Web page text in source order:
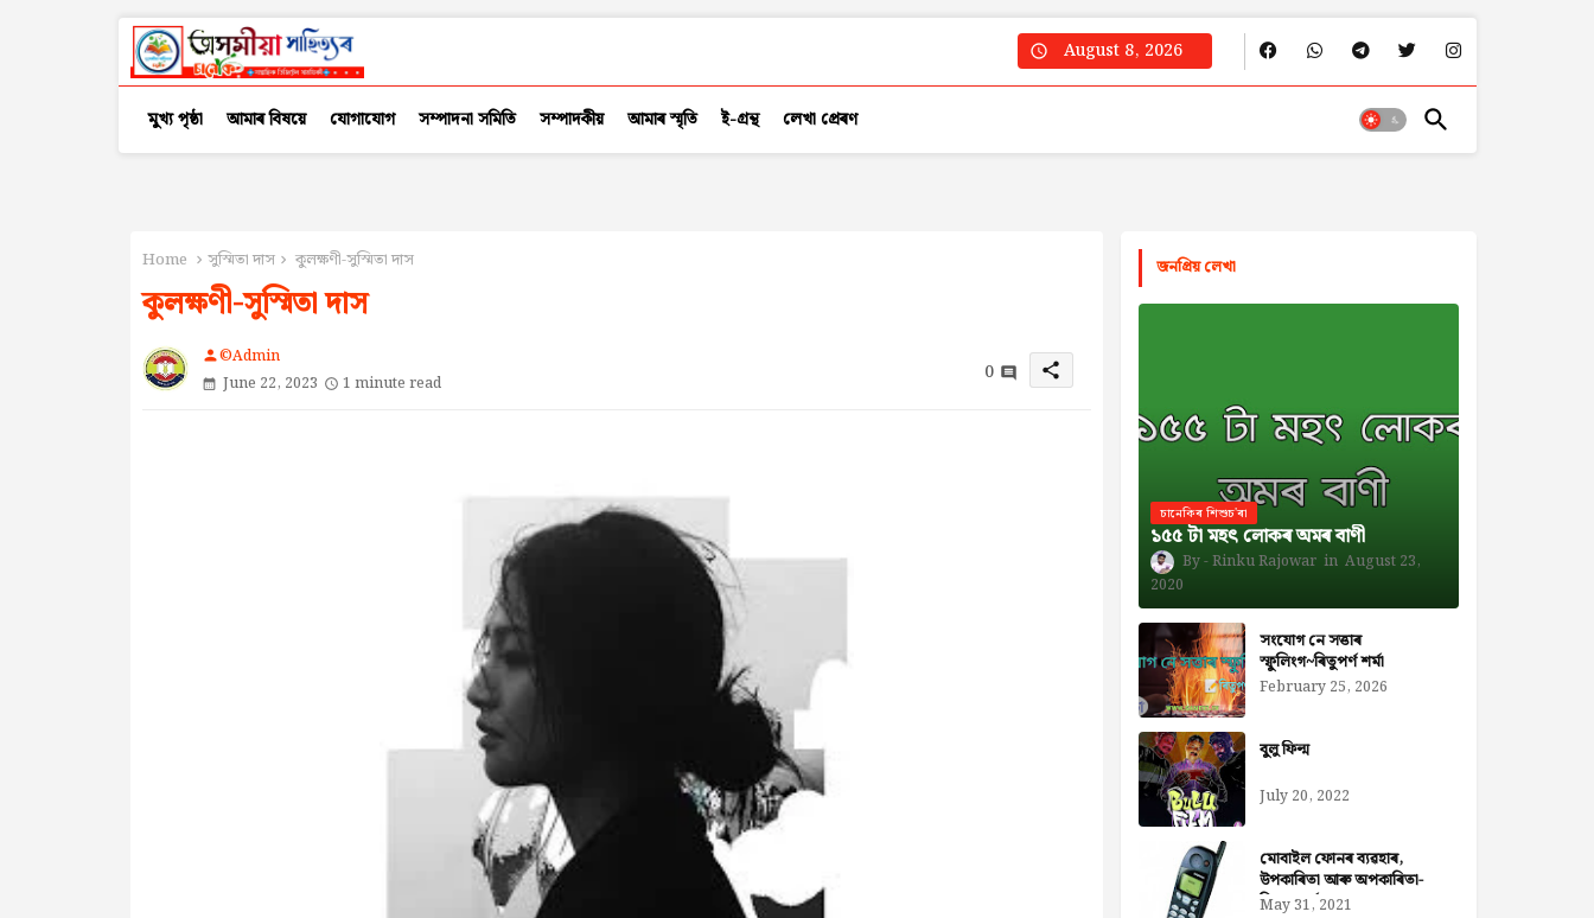
August 8, 2026
মুখ্য পৃষ্ঠা আমাৰ বিষয়ে যোগাযোগ সম্পাদনা সমিতি সম্পাদকীয় আমাৰ স্মৃতি ই-গ্ৰন্থ লেখা প্ৰেৰণ
Home সুস্মিতা দাস কুলক্ষণী-সুস্মিতা দাস
কুলক্ষণী-সুস্মিতা দাস
person©Admin
June 22, 2023
1 minute read 0 share
জনপ্রিয় লেখা
চানেকিৰ শিশুচ'ৰা
১৫৫ টা মহৎ লোকৰ অমৰ বাণী
Rinku Rajowar
August 23,
2020
সংযোগ নে সত্তাৰ
স্ফুলিংগ~ৰিতুপৰ্ণ শৰ্মা
February 25, 2026
বুলু ফিল্ম
July 20, 2022
মোবাইল ফোনৰ ব্যৱহাৰ,
উপকাৰিতা আৰু অপকাৰিতা-
নিজৰা বৰ্মন ডেকা
May 31, 2021